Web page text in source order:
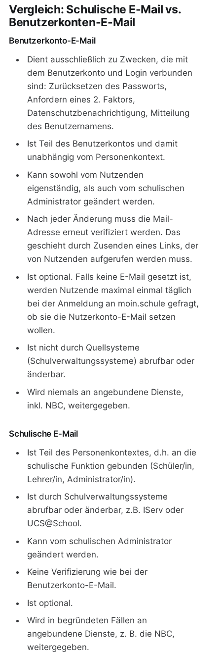
Vergleich: Schulische E-Mail vs.
Benutzerkonten-E-Mail
Benutzerkonto-E-Mail
Dient ausschließlich zu Zwecken, die mit
dem Benutzerkonto und Login verbunden
sind: Zurücksetzen des Passworts,
Anfordern eines 2. Faktors,
Datenschutzbenachrichtigung, Mitteilung
des Benutzernamens.
Ist Teil des Benutzerkontos und damit
unabhängig vom Personenkontext.
Kann sowohl vom Nutzenden
eigenständig, als auch vom schulischen
Administrator geändert werden.
Nach jeder Änderung muss die Mail-
Adresse erneut verifiziert werden. Das
geschieht durch Zusenden eines Links, der
von Nutzenden aufgerufen werden muss.
Ist optional. Falls keine E-Mail gesetzt ist,
werden Nutzende maximal einmal täglich
bei der Anmeldung an moin.schule gefragt,
ob sie die Nutzerkonto-E-Mail setzen
wollen.
Ist nicht durch Quellsysteme
(Schulverwaltungssysteme) abrufbar oder
änderbar.
Wird niemals an angebundene Dienste,
inkl. NBC, weitergegeben.
Schulische E-Mail
Ist Teil des Personenkontextes, d.h. an die
schulische Funktion gebunden (Schüler/in,
Lehrer/in, Administrator/in).
Ist durch Schulverwaltungssysteme
abrufbar oder änderbar, z.B. IServ oder
UCS@School.
Kann vom schulischen Administrator
geändert werden.
Keine Verifizierung wie bei der
Benutzerkonto-E-Mail.
Ist optional.
Wird in begründeten Fällen an
angebundene Dienste, z. B. die NBC,
weitergegeben.